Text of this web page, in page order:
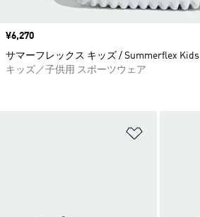
価格
¥6,270
サマーフレックス キッズ / Summerflex Kids
キッズ／子供用 スポーツウェア